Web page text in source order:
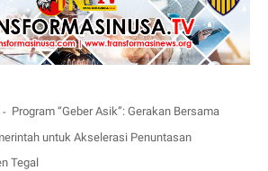
Program “Geber Asik”: Gerakan Bersama
untuk Akselerasi Penuntasan
Tegal